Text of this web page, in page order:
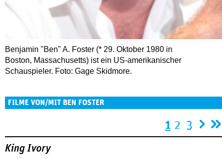
Benjamin "Ben" A. Foster (* 29. Oktober 1980 in
Boston, Massachusetts) ist ein US-amerikanischer
Schauspieler. Foto: Gage Skidmore.
FILME VON/MIT BEN FOSTER
1 2 3
King Ivory